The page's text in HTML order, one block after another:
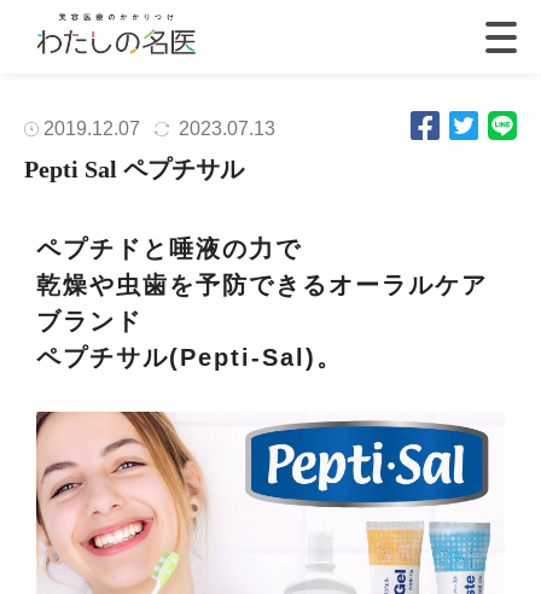
2019.12.07 2023.07.13
Pepti Sal ペプチサル
ペプチドと唾液の力で
乾燥や虫歯を予防できるオーラルケア
ブランド
ペプチサル(Pepti-Sal)。